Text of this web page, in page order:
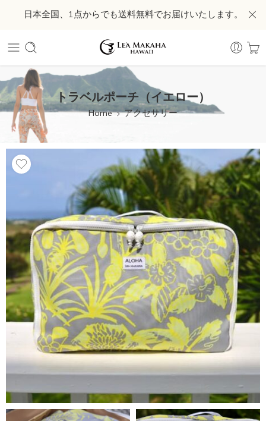
日本全国、1点からでも送料無料でお届けいたします。
トラベルポーチ（イエロー）
Home アクセサリー